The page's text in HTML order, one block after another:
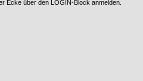
Ecke über den LOGIN-Block anmelden.